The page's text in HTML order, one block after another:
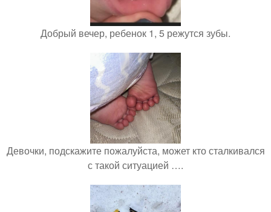
Добрый вечер, ребенок 1, 5 режутся зубы.
Девочки, подскажите пожалуйста, может кто сталкивался
с такой ситуацией ….